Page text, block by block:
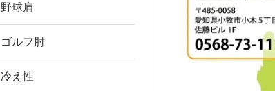
野球肩
ゴルフ肘
冷え性